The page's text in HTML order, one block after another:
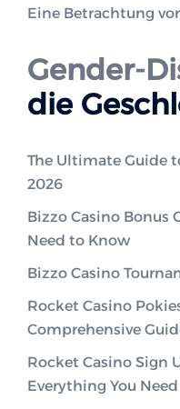
Eine Betrachtung
Gender-
die
The Ultimate Guide
2026
Bizzo Casino Bonus
Need to Know
Bizzo Casino
Rocket Casino
Comprehensive
Rocket Casino Sign
Everything You